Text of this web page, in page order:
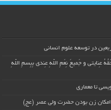
در توسعه علوم انسانی
عِنایتی و جَمیعَ نِعَمِ اللّهِ عِندی بِبِسمِ اللّهِ
تا معماری
امکان زن بودن حضرت ولی عصر (عج)